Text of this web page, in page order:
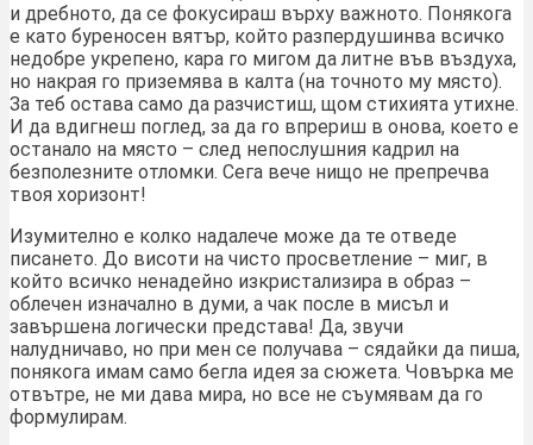
и дребното, да се фокусираш върху важното. Понякога
е като буреносен вятър, който разпердушинва всичко
недобре укрепено, кара го мигом да литне във въздуха,
но накрая го приземява в калта (на точното му място).
За теб остава само да разчистиш, щом стихията утихне.
И да вдигнеш поглед, за да го впрериш в онова, което е
останало на място – след непослушния кадрил на
безполезните отломки. Сега вече нищо не препречва
твоя хоризонт!
Изумително е колко надалече може да те отведе
писането. До висоти на чисто просветление – миг, в
който всичко ненадейно изкристализира в образ –
облечен изначално в думи, а чак после в мисъл и
завършена логически представа! Да, звучи
налудничаво, но при мен се получава – сядайки да пиша,
понякога имам само бегла идея за сюжета. Човърка ме
отвътре, не ми дава мира, но все не съумявам да го
формулирам.